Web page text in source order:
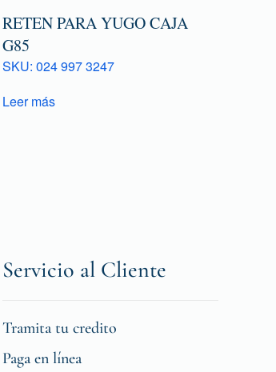
RETEN PARA YUGO CAJA
G85
SKU: 024 997 3247
Leer más
Servicio al Cliente
Tramita tu credito
Paga en línea